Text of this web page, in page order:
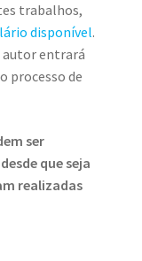
trabalhos,
disponível.
autor entrará
processo de
ser
que seja
realizadas